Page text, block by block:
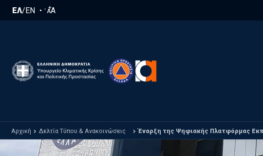
Παράκαμψη προς το κυρίως περιεχόμενο
ΕΛ/EN -A+A
Αρχική Δελτία Τύπου & Ανακοινώσεις Έναρξη της Ψηφιακής Πλατφόρμας